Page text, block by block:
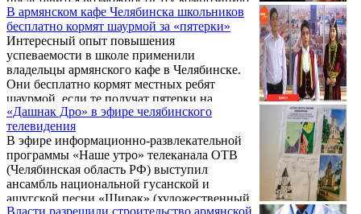
Челябинска и гостям города.
еще и петь. Автором слов стала влюбленная
в Армению русская женщина Наталья
Гавриловская, отправившая видеоклип и
сопровождающее письмо на адрес сайта
Общества русско-арцахской дружбы -
http://russia-artsakh.ru
В армянском кафе Челябинска школьников
бесплатно кормят шаурмой за «пятерки»
Интересный опыт повышения
успеваемости в школе применили
владельцы армянского кафе в Челябинске.
Они бесплатно кормят местных ребят
шаурмой, если те получат пятерки на
уроках.
«Дашнак Дро» в эфире челябинского
телевидения
В эфире информационно-развлекательной
программы «Наше утро» телеканала ОТВ
(Челябинская область РФ) выступил
ансамбль национальной гусанской и
ашугской песни «Ширак» (художественный
Власти разрешили строительство армянской